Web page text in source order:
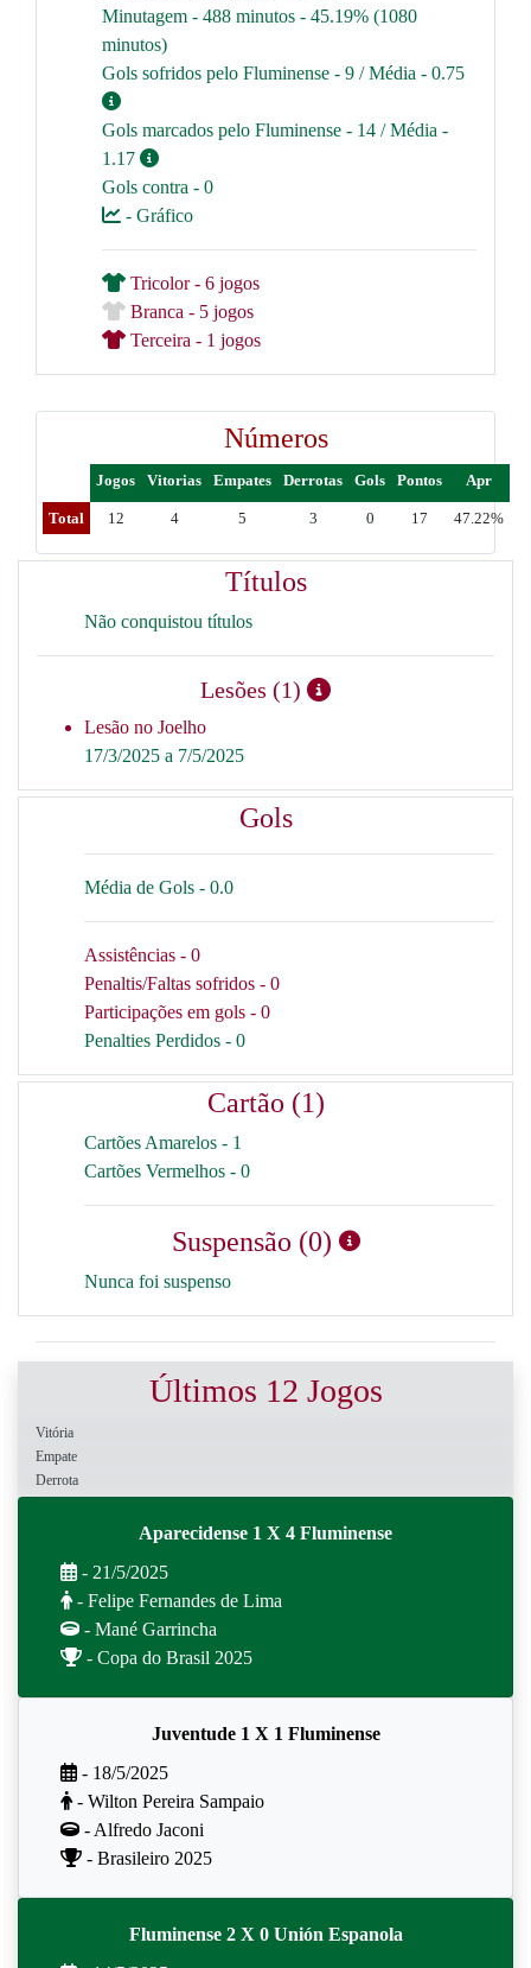
Minutagem - 488 minutos - 45.19% (1080
minutos)
Gols sofridos pelo Fluminense - 9 / Média - 0.75
Gols marcados pelo Fluminense - 14 / Média -
1.17
Gols contra - 0
- Gráfico
Tricolor - 6 jogos
Branca - 5 jogos
Terceira - 1 jogos
Números
Jogos Vitorias Empates Derrotas Gols Pontos Apr
Total 12 4 5 3 0 17 47.22%
Títulos
Não conquistou títulos
Lesões (1)
Lesão no Joelho
17/3/2025 a 7/5/2025
Gols
Média de Gols - 0.0
Assistências - 0
Penaltis/Faltas sofridos - 0
Participações em gols - 0
Penalties Perdidos - 0
Cartão (1)
Cartões Amarelos - 1
Cartões Vermelhos - 0
Suspensão (0)
Nunca foi suspenso
Últimos 12 Jogos
Vitória
Empate
Derrota
Aparecidense 1 X 4 Fluminense
- 21/5/2025
- Felipe Fernandes de Lima
- Mané Garrincha
- Copa do Brasil 2025
Juventude 1 X 1 Fluminense
- 18/5/2025
- Wilton Pereira Sampaio
- Alfredo Jaconi
- Brasileiro 2025
Fluminense 2 X 0 Unión Espanola